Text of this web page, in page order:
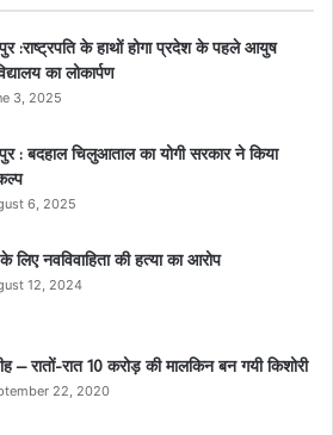
:राष्ट्रपति के हाथों होगा प्रदेश के पहले आयुष
का लोकार्पण
3, 2025
: बदहाल चिलुआताल का योगी सरकार ने किया
6, 2025
लिए नवविवाहिता की हत्या का आरोप
12, 2024
– रातों-रात 10 करोड़ की मालकिन बन गयी किशोरी
22, 2020